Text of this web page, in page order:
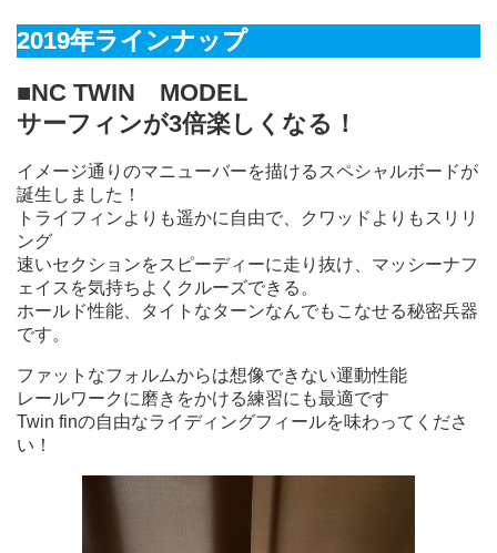
2019年ラインナップ
■NC TWIN MODEL
サーフィンが3倍楽しくなる！
イメージ通りのマニューバーを描けるスペシャルボードが
誕生しました！
トライフィンよりも遥かに自由で、クワッドよりもスリリ
ング
速いセクションをスピーディーに走り抜け、マッシーナフ
ェイスを気持ちよくクルーズできる。
ホールド性能、タイトなターンなんでもこなせる秘密兵器
です。
ファットなフォルムからは想像できない運動性能
レールワークに磨きをかける練習にも最適です
Twin finの自由なライディングフィールを味わってくださ
い！